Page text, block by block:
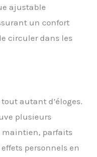
permettent
ordonnée.
x 23 cm (roues et
: 40 L. Parfaite
escapades de 1
d'affaires !
ajustable
un confort
circuler dans les
autant d’éloges.
plusieurs
maintien, parfaits
personnels en